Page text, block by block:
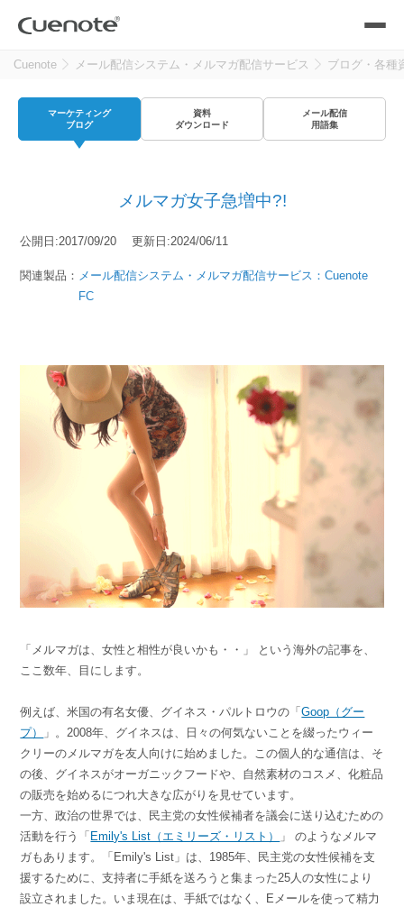
メール配信システム
メールリレーサーバー
kintone（キントーン）メール配信
認証サービス
Webプッシュ通知サービス
アンケートシステム・フォーム
緊急参集・安否確認
SNSプロモーション支援事業
（当社グループ企業）
活用シーン
コストを抑える
組織的に管理
効果改善・顧客育成
システム連携・効率化
セキュリティ対策
デジタルマーケティング
セミナー
ブログ・各種資料トップ
マーケティングブログ
資料ダウンロード
メール配信用語集
資料請求・お問い合わせ
無料トライアル
03-6820-0515 06-6131-9960
（平日 10:00〜18:00）
Cuenote メール配信システム・メルマガ配信サービス ブログ・各種
マーケティング
ブログ
資料
ダウンロード
メール配信
用語集
メルマガ女子急増中?!
公開日:2017/09/20 更新日:2024/06/11
関連製品： メール配信システム・メルマガ配信サービス：Cuenote
FC
「メルマガは、女性と相性が良いかも・・」 という海外の記事を、
ここ数年、目にします。
例えば、米国の有名女優、グイネス・パルトロウの「Goop（グー
プ）
」。2008年、グイネスは、日々の何気ないことを綴ったウィー
クリーのメルマガを友人向けに始めました。この個人的な通信は、そ
の後、グイネスがオーガニックフードや、自然素材のコスメ、化粧品
の販売を始めるにつれ大きな広がりを見せています。
一方、政治の世界では、民主党の女性候補者を議会に送り込むための
活動を行う「 Emily's List（エミリーズ・リスト）
」 のようなメルマ
ガもあります。「Emily's List」は、1985年、民主党の女性候補を支
援するために、支持者に手紙を送ろうと集まった25人の女性により
設立されました。いま現在は、手紙ではなく、Eメールを使って精力